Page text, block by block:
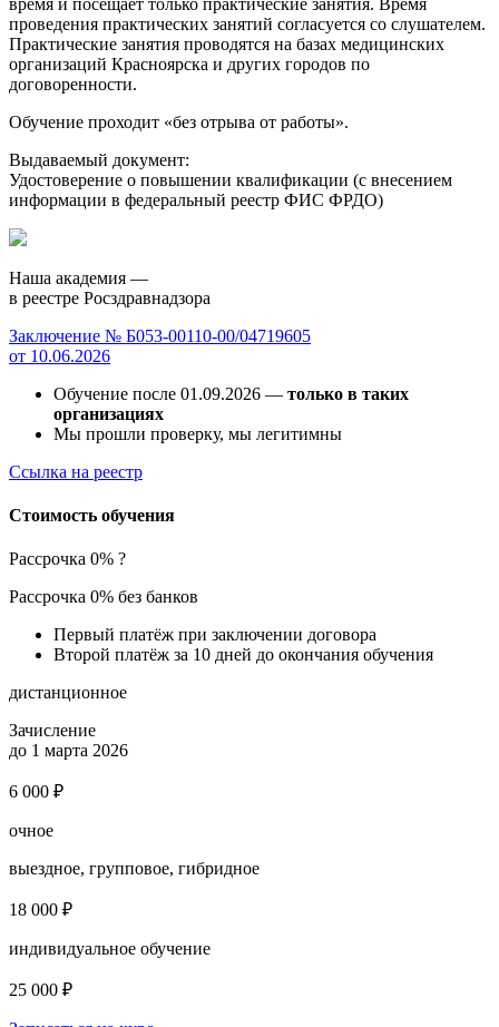
проведения практических занятий согласуется со слушателем.
Практические занятия проводятся на базах медицинских
организаций Красноярска и других городов по
договоренности.
Обучение проходит «без отрыва от работы».
Выдаваемый документ:
Удостоверение о повышении квалификации (с внесением
информации в федеральный реестр ФИС ФРДО)
Наша академия —
в реестре Росздравнадзора
Заключение № Б053-00110-00/04719605
от 10.06.2026
Обучение после 01.09.2026 — только в таких
организациях
Мы прошли проверку, мы легитимны
Ссылка на реестр
Стоимость обучения
Рассрочка 0% ?
Рассрочка 0% без банков
Первый платёж при заключении договора
Второй платёж за 10 дней до окончания обучения
дистанционное
Зачисление
до 1 марта 2026
6 000 ₽
очное
выездное, групповое, гибридное
18 000 ₽
индивидуальное обучение
25 000 ₽